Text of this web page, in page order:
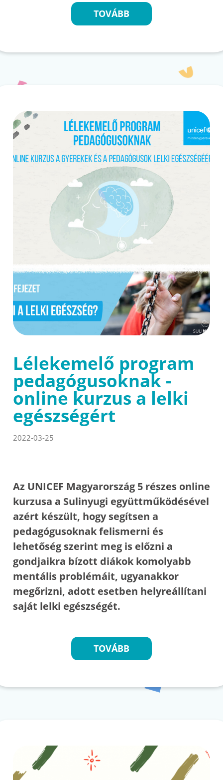
TOVÁBB
Lélekemelő program
pedagógusoknak -
online kurzus a lelki
egészségért
2022-03-25
Az UNICEF Magyarország 5 részes online
kurzusa a Sulinyugi együttműködésével
azért készült, hogy segítsen a
pedagógusoknak felismerni és
lehetőség szerint meg is előzni a
gondjaikra bízott diákok komolyabb
mentális problémáit, ugyanakkor
megőrizni, adott esetben helyreállítani
saját lelki egészségét.
TOVÁBB